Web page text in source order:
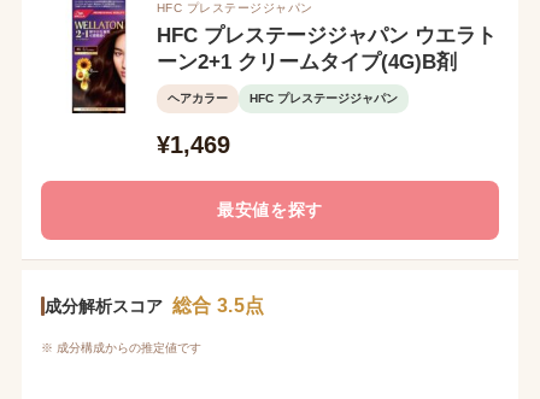
HFC プレステージジャパン
HFC プレステージジャパン ウエラト
ーン2+1 クリームタイプ(4G)B剤
ヘアカラー HFC プレステージジャパン
¥1,469
最安値を探す
成分解析スコア 総合 3.5点
※ 成分構成からの推定値です